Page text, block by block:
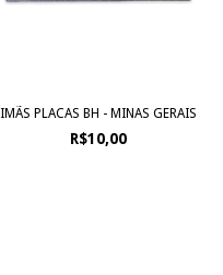
IMÃS PLACAS BH - MINAS GERAIS
R$10,00